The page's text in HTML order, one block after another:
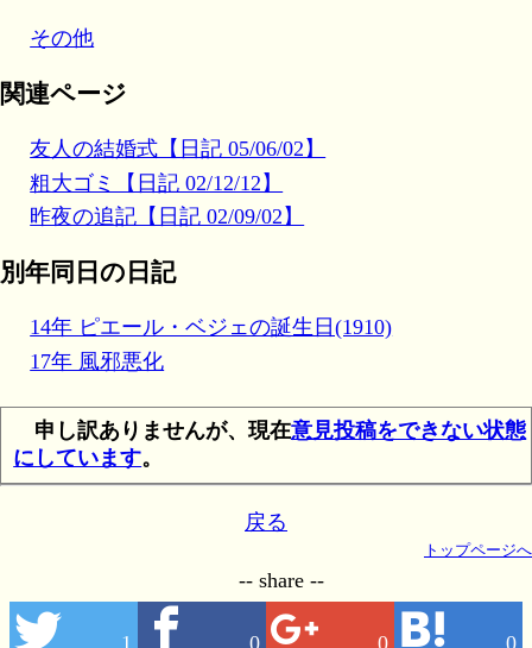
その他
関連ページ
友人の結婚式【日記 05/06/02】
粗大ゴミ【日記 02/12/12】
昨夜の追記【日記 02/09/02】
別年同日の日記
14年 ピエール・ベジェの誕生日(1910)
17年 風邪悪化
申し訳ありませんが、現在意見投稿をできない状態
にしています。
戻る
トップページへ
-- share --
1 0 0 0